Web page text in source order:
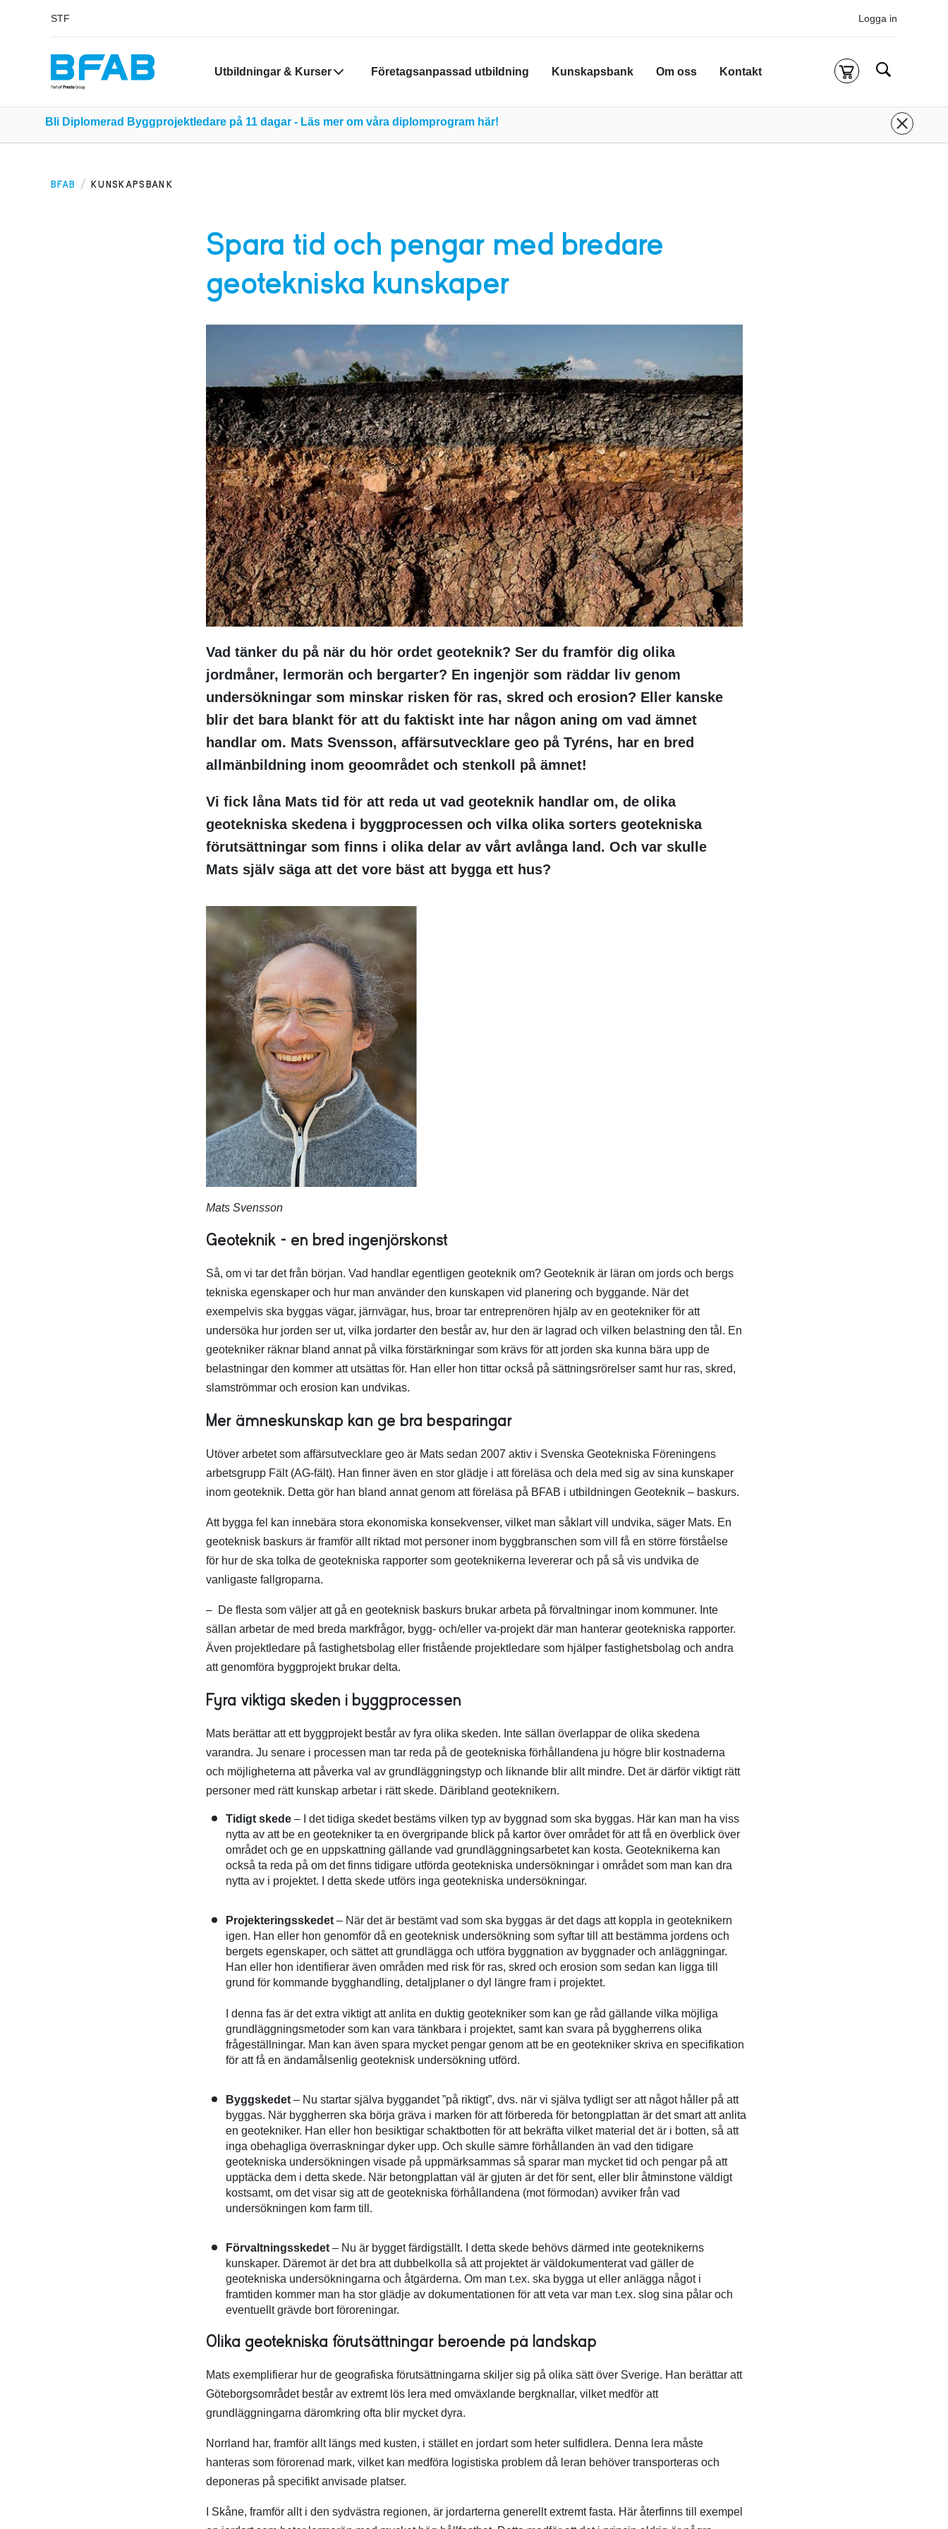
STF Logga in
Utbildningar & Kurser Företagsanpassad utbildning Kunskapsbank Om oss Kontakt Kassa
Sök
Bli Diplomerad Byggprojektledare på 11 dagar - Läs mer om våra diplomprogram här!
BFAB KUNSKAPSBANK
Spara tid och pengar med bredare
geotekniska kunskaper
Vad tänker du på när du hör ordet geoteknik? Ser du framför dig olika
jordmåner, lermorän och bergarter? En ingenjör som räddar liv genom
undersökningar som minskar risken för ras, skred och erosion? Eller kanske
blir det bara blankt för att du faktiskt inte har någon aning om vad ämnet
handlar om. Mats Svensson, affärsutvecklare geo på Tyréns, har en bred
allmänbildning inom geoområdet och stenkoll på ämnet!
Vi fick låna Mats tid för att reda ut vad geoteknik handlar om, de olika
geotekniska skedena i byggprocessen och vilka olika sorters geotekniska
förutsättningar som finns i olika delar av vårt avlånga land. Och var skulle
Mats själv säga att det vore bäst att bygga ett hus?
Mats Svensson
Geoteknik – en bred ingenjörskonst
Så, om vi tar det från början. Vad handlar egentligen geoteknik om? Geoteknik är läran om jords och bergs
tekniska egenskaper och hur man använder den kunskapen vid planering och byggande. När det
exempelvis ska byggas vägar, järnvägar, hus, broar tar entreprenören hjälp av en geotekniker för att
undersöka hur jorden ser ut, vilka jordarter den består av, hur den är lagrad och vilken belastning den tål. En
geotekniker räknar bland annat på vilka förstärkningar som krävs för att jorden ska kunna bära upp de
belastningar den kommer att utsättas för. Han eller hon tittar också på sättningsrörelser samt hur ras, skred,
slamströmmar och erosion kan undvikas.
Mer ämneskunskap kan ge bra besparingar
Utöver arbetet som affärsutvecklare geo är Mats sedan 2007 aktiv i Svenska Geotekniska Föreningens
arbetsgrupp Fält (AG-fält). Han finner även en stor glädje i att föreläsa och dela med sig av sina kunskaper
inom geoteknik. Detta gör han bland annat genom att föreläsa på BFAB i utbildningen Geoteknik – baskurs.
Att bygga fel kan innebära stora ekonomiska konsekvenser, vilket man såklart vill undvika, säger Mats. En
geoteknisk baskurs är framför allt riktad mot personer inom byggbranschen som vill få en större förståelse
för hur de ska tolka de geotekniska rapporter som geoteknikerna levererar och på så vis undvika de
vanligaste fallgroparna.
– De flesta som väljer att gå en geoteknisk baskurs brukar arbeta på förvaltningar inom kommuner. Inte
sällan arbetar de med breda markfrågor, bygg- och/eller va-projekt där man hanterar geotekniska rapporter.
Även projektledare på fastighetsbolag eller fristående projektledare som hjälper fastighetsbolag och andra
att genomföra byggprojekt brukar delta.
Fyra viktiga skeden i byggprocessen
Mats berättar att ett byggprojekt består av fyra olika skeden. Inte sällan överlappar de olika skedena
varandra. Ju senare i processen man tar reda på de geotekniska förhållandena ju högre blir kostnaderna
och möjligheterna att påverka val av grundläggningstyp och liknande blir allt mindre. Det är därför viktigt rätt
personer med rätt kunskap arbetar i rätt skede. Däribland geoteknikern.
Tidigt skede – I det tidiga skedet bestäms vilken typ av byggnad som ska byggas. Här kan man ha viss
nytta av att be en geotekniker ta en övergripande blick på kartor över området för att få en överblick över
området och ge en uppskattning gällande vad grundläggningsarbetet kan kosta. Geoteknikerna kan
också ta reda på om det finns tidigare utförda geotekniska undersökningar i området som man kan dra
nytta av i projektet. I detta skede utförs inga geotekniska undersökningar.
Projekteringsskedet – När det är bestämt vad som ska byggas är det dags att koppla in geoteknikern
igen. Han eller hon genomför då en geoteknisk undersökning som syftar till att bestämma jordens och
bergets egenskaper, och sättet att grundlägga och utföra byggnation av byggnader och anläggningar.
Han eller hon identifierar även områden med risk för ras, skred och erosion som sedan kan ligga till
grund för kommande bygghandling, detaljplaner o dyl längre fram i projektet.
I denna fas är det extra viktigt att anlita en duktig geotekniker som kan ge råd gällande vilka möjliga
grundläggningsmetoder som kan vara tänkbara i projektet, samt kan svara på byggherrens olika
frågeställningar. Man kan även spara mycket pengar genom att be en geotekniker skriva en specifikation
för att få en ändamålsenlig geoteknisk undersökning utförd.
Byggskedet– Nu startar själva byggandet ”på riktigt”, dvs. när vi själva tydligt ser att något håller på att
byggas. När byggherren ska börja gräva i marken för att förbereda för betongplattan är det smart att anlita
en geotekniker. Han eller hon besiktigar schaktbotten för att bekräfta vilket material det är i botten, så att
inga obehagliga överraskningar dyker upp. Och skulle sämre förhållanden än vad den tidigare
geotekniska undersökningen visade på uppmärksammas så sparar man mycket tid och pengar på att
upptäcka dem i detta skede. När betongplattan väl är gjuten är det för sent, eller blir åtminstone väldigt
kostsamt, om det visar sig att de geotekniska förhållandena (mot förmodan) avviker från vad
undersökningen kom farm till.
Förvaltningsskedet– Nu är bygget färdigställt. I detta skede behövs därmed inte geoteknikerns
kunskaper. Däremot är det bra att dubbelkolla så att projektet är väldokumenterat vad gäller de
geotekniska undersökningarna och åtgärderna. Om man t.ex. ska bygga ut eller anlägga något i
framtiden kommer man ha stor glädje av dokumentationen för att veta var man t.ex. slog sina pålar och
eventuellt grävde bort föroreningar.
Olika geotekniska förutsättningar beroende på landskap
Mats exemplifierar hur de geografiska förutsättningarna skiljer sig på olika sätt över Sverige. Han berättar att
Göteborgsområdet består av extremt lös lera med omväxlande bergknallar, vilket medför att
grundläggningarna däromkring ofta blir mycket dyra.
Norrland har, framför allt längs med kusten, i stället en jordart som heter sulfidlera. Denna lera måste
hanteras som förorenad mark, vilket kan medföra logistiska problem då leran behöver transporteras och
deponeras på specifikt anvisade platser.
I Skåne, framför allt i den sydvästra regionen, är jordarterna generellt extremt fasta. Här återfinns till exempel